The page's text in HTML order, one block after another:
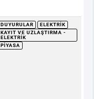
DUYURULAR
ELEKTRIK
KAYIT VE UZLAŞTIRMA -
ELEKTRIK
PIYASA